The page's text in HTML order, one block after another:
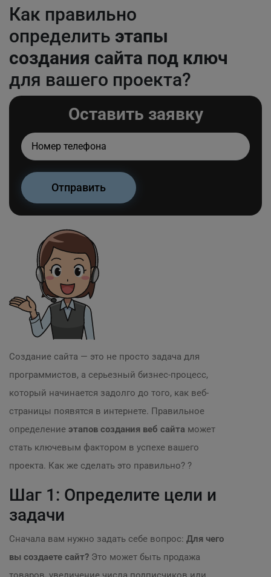
Как правильно
определить этапы
создания сайта под ключ
для вашего проекта?
Оставить заявку
Создание сайта — это не просто задача для
программистов, а серьезный бизнес-процесс,
который начинается задолго до того, как веб-
страницы появятся в интернете. Правильное
определение этапов создания веб сайта может
стать ключевым фактором в успехе вашего
проекта. Как же сделать это правильно? ?
Шаг 1: Определите цели и
задачи
Сначала вам нужно задать себе вопрос: Для чего
вы создаете сайт? Это может быть продажа